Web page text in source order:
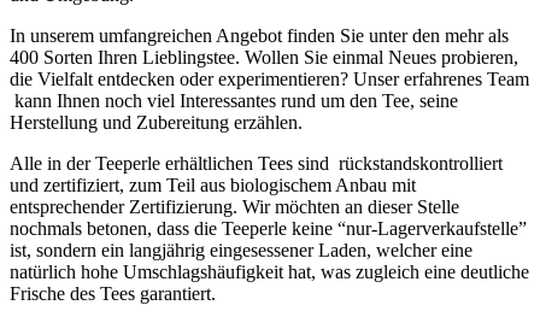
In unserem umfangreichen Angebot finden Sie unter den mehr als
400 Sorten Ihren Lieblingstee. Wollen Sie einmal Neues probieren,
die Vielfalt entdecken oder experimentieren? Unser erfahrenes Team
kann Ihnen noch viel Interessantes rund um den Tee, seine
Herstellung und Zubereitung erzählen.
Alle in der Teeperle erhältlichen Tees sind rückstandskontrolliert
und zertifiziert, zum Teil aus biologischem Anbau mit
entsprechender Zertifizierung. Wir möchten an dieser Stelle
nochmals betonen, dass die Teeperle keine “nur-Lagerverkaufstelle”
ist, sondern ein langjährig eingesessener Laden, welcher eine
natürlich hohe Umschlagshäufigkeit hat, was zugleich eine deutliche
Frische des Tees garantiert.